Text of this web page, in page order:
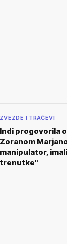
ZVEZDE I TRAČEVI
Indi progovorila
Zoranom
manipulator,
trenutke"